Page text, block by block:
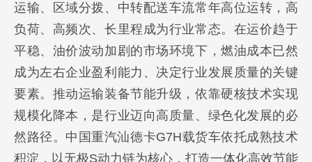
运输、区域分拨、中转配送车流常年高位运转，高
负荷、高频次、长里程成为行业常态。在运价趋于
平稳、油价波动加剧的市场环境下，燃油成本已然
成为左右企业盈利能力、决定行业发展质量的关键
要素。推动运输装备节能升级，依靠硬核技术实现
规模化降本，是行业迈向高质量、绿色化发展的必
然路径。中国重汽汕德卡G7H载货车依托成熟技术
积淀，以无极S动力链为核心，打造一体化高效节能